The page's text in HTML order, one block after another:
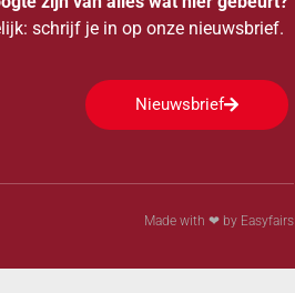
schrijf je in op onze nieuwsbrief.
Nieuwsbrief
Made with ❤ by Easyfairs